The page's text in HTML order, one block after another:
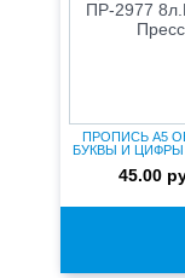
ПРОПИСЬ А5
БУКВЫ И ЦИФРЫ
45.00